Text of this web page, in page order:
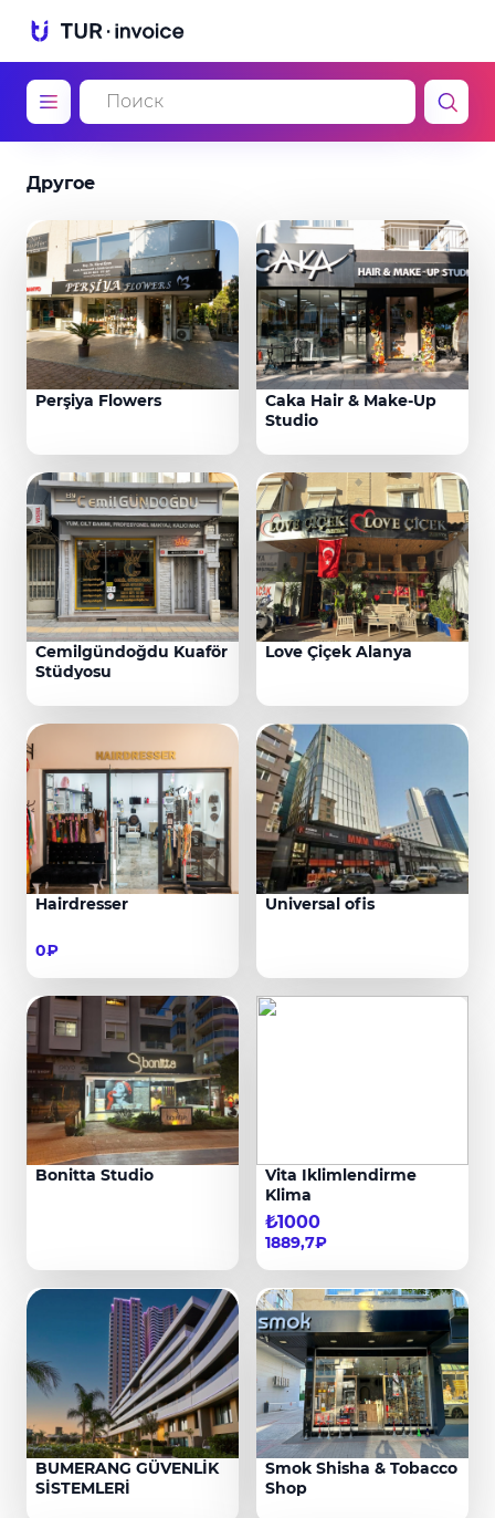
Другое
Perşiya Flowers
Caka Hair & Make-Up
Studio
Cemilgündoğdu Kuaför
Stüdyosu
Love Çiçek Alanya
Hairdresser
0₽
Universal ofis
Bonitta Studio
Vita Iklimlendirme
Klima
₺1000
1889,7₽
BUMERANG GÜVENLİK
SİSTEMLERİ
Smok Shisha & Tobacco
Shop